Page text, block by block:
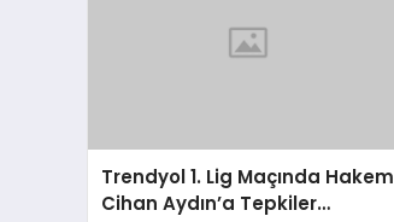
Trendyol 1. Lig Maçında Hakem
Cihan Aydın’a Tepkiler